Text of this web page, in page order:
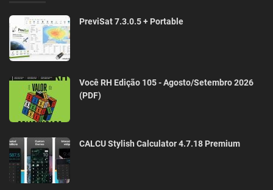
PreviSat 7.3.0.5 + Portable
Você RH Edição 105 - Agosto/Setembro 2026
(PDF)
CALCU Stylish Calculator 4.7.18 Premium